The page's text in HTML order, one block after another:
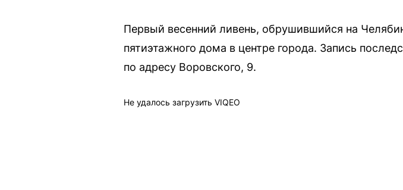
Первый весенний ливень, обрушившийся на
пятиэтажного дома в центре города. Запись
по адресу Воровского, 9.
Не удалось загрузить VIQEO